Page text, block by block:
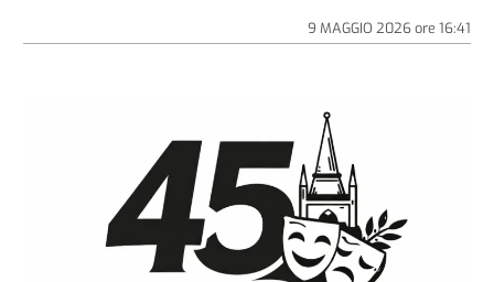
9 MAGGIO 2026ore 16:41